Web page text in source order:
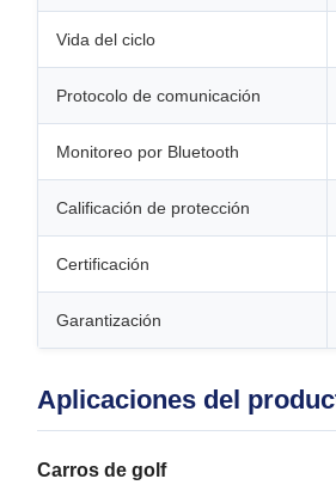
Vida del ciclo
Protocolo de comunicación
Monitoreo por Bluetooth
Calificación de protección
Certificación
Garantización
Aplicaciones del
Carros de golf